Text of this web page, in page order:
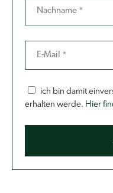
ich bin damit
erhalten werde. Hier